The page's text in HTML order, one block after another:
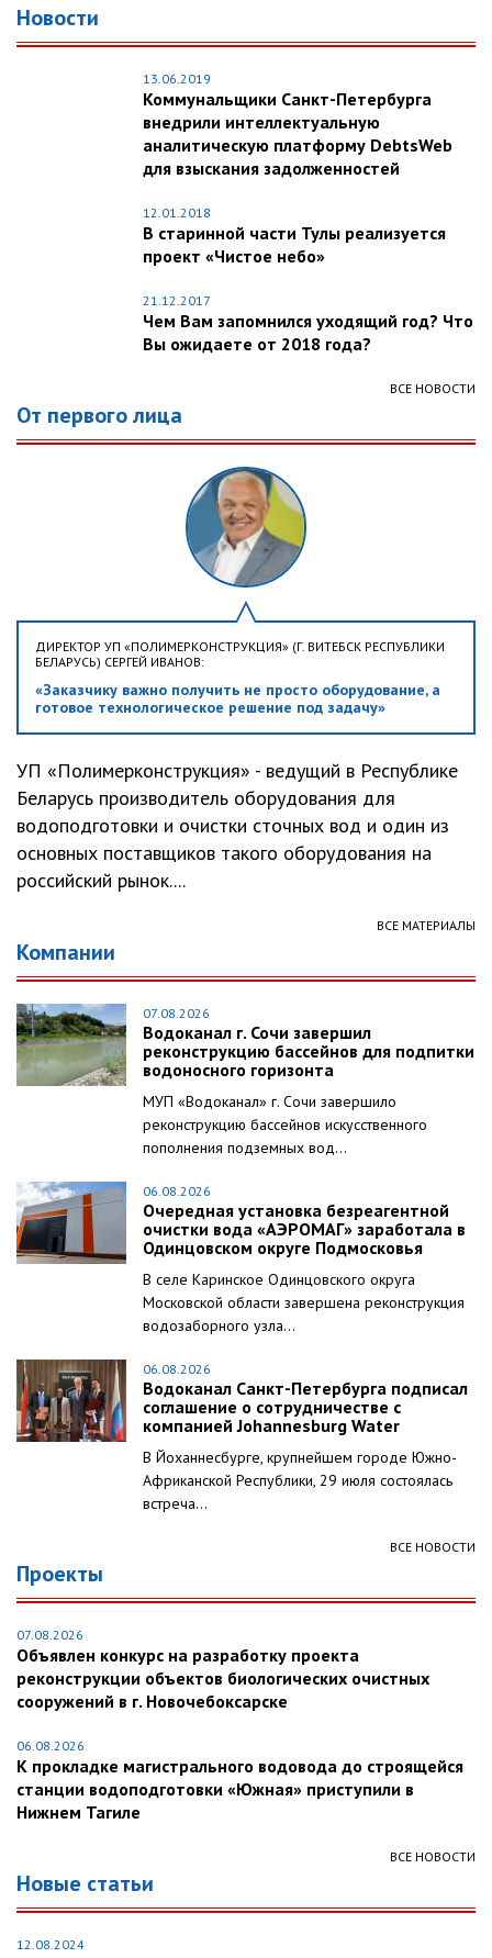
Новости
13.06.2019
Коммунальщики Санкт-Петербурга
внедрили интеллектуальную
аналитическую платформу DebtsWeb
для взыскания задолженностей
12.01.2018
В старинной части Тулы реализуется
проект «Чистое небо»
21.12.2017
Чем Вам запомнился уходящий год? Что
Вы ожидаете от 2018 года?
ВСЕ НОВОСТИ
От первого лица
ДИРЕКТОР УП «ПОЛИМЕРКОНСТРУКЦИЯ» (Г. ВИТЕБСК РЕСПУБЛИКИ
БЕЛАРУСЬ) СЕРГЕЙ ИВАНОВ:
«Заказчику важно получить не просто оборудование, а
готовое технологическое решение под задачу»
УП «Полимерконструкция» - ведущий в Республике
Беларусь производитель оборудования для
водоподготовки и очистки сточных вод и один из
основных поставщиков такого оборудования на
российский рынок....
ВСЕ МАТЕРИАЛЫ
Компании
07.08.2026
Водоканал г. Сочи завершил
реконструкцию бассейнов для подпитки
водоносного горизонта
МУП «Водоканал» г. Сочи завершило
реконструкцию бассейнов искусственного
пополнения подземных вод...
06.08.2026
Очередная установка безреагентной
очистки вода «АЭРОМАГ» заработала в
Одинцовском округе Подмосковья
В селе Каринское Одинцовского округа
Московской области завершена реконструкция
водозаборного узла...
06.08.2026
Водоканал Санкт-Петербурга подписал
соглашение о сотрудничестве с
компанией Johannesburg Water
В Йоханнесбурге, крупнейшем городе Южно-
Африканской Республики, 29 июля состоялась
встреча...
ВСЕ НОВОСТИ
Проекты
07.08.2026
Объявлен конкурс на разработку проекта
реконструкции объектов биологических очистных
сооружений в г. Новочебоксарске
06.08.2026
К прокладке магистрального водовода до строящейся
станции водоподготовки «Южная» приступили в
Нижнем Тагиле
ВСЕ НОВОСТИ
Новые статьи
12.08.2024